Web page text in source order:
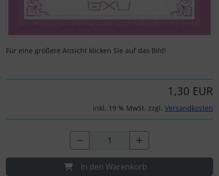
Für eine größere Ansicht klicken Sie auf das Bild!
1,30 EUR
inkl. 19 % MwSt. zzgl. Versandkosten
In den Warenkorb